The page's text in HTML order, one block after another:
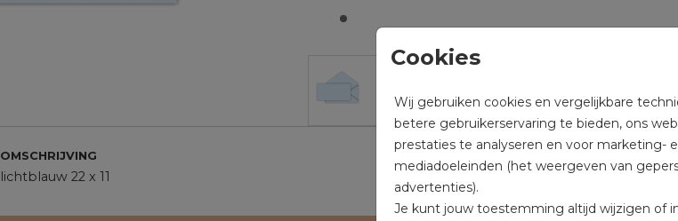
Cookies
Wij gebruiken cookies en vergelijkbare
betere gebruikerservaring te bieden, ons
prestaties te analyseren en voor marketing-
mediadoeleinden (het weergeven van
advertenties).
Je kunt jouw toestemming altijd wijzigen of
OMSCHRIJVING
lichtblauw 22 x 11